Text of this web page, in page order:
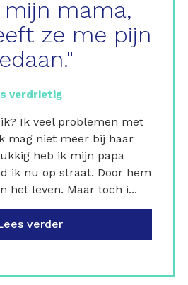
mijn mama,
ze me pijn
verdrietig
Ik veel problemen met
mag niet meer bij haar
heb ik mijn papa
ik nu op straat. Door hem
het leven. Maar toch i...
verder